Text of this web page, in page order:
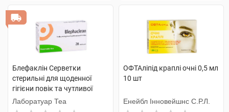
Блефаклін Серветки
стерильні для щоденної
гігієни повік та чутливої
шкіри 20 шт
Лаборатуар Теа
ОФТАліпід краплі очні 0,5 мл
10 шт
Енейбл Інновейшнс С.Р.Л.